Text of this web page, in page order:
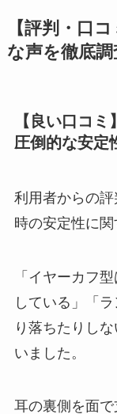
【評判・口
な声を徹底調
【良い口コ
圧倒的な安定
利用者からの
時の安定性に関
「イヤーカフ
している」「
り落ちたりし
いました。
耳の裏側を面